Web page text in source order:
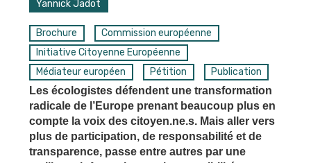
Yannick Jadot
Brochure
Commission européenne
Initiative Citoyenne Européenne
Médiateur européen
Pétition
Publication
Les écologistes défendent une transformation
radicale de l’Europe prenant beaucoup plus en
compte la voix des citoyen.ne.s. Mais aller vers
plus de participation, de responsabilité et de
transparence, passe entre autres par une